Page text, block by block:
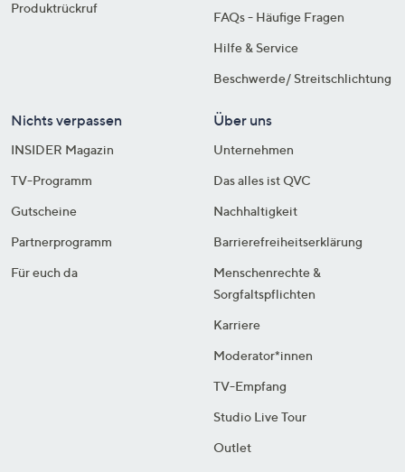
Produktrückruf
FAQs - Häufige Fragen
Hilfe & Service
Beschwerde/ Streitschlichtung
Nichts verpassen
INSIDER Magazin
TV-Programm
Gutscheine
Partnerprogramm
Für euch da
Über uns
Unternehmen
Das alles ist QVC
Nachhaltigkeit
Barrierefreiheitserklärung
Menschenrechte &
Sorgfaltspflichten
Karriere
Moderator*innen
TV-Empfang
Studio Live Tour
Outlet